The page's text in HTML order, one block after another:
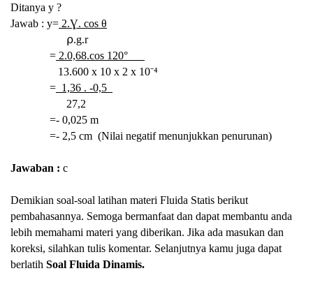
Ditanya y ?
Jawab : y= 2.Ɣ. cos θ
⍴.g.r
= 2.0,68.cos 120°
13.600 x 10 x 2 x 10⁻⁴
= 1,36 . -0,5
27,2
=- 0,025 m
=- 2,5 cm (Nilai negatif menunjukkan penurunan)
Jawaban : c
Demikian soal-soal latihan materi Fluida Statis berikut
pembahasannya. Semoga bermanfaat dan dapat membantu anda
lebih memahami materi yang diberikan. Jika ada masukan dan
koreksi, silahkan tulis komentar. Selanjutnya kamu juga dapat
berlatih Soal Fluida Dinamis.